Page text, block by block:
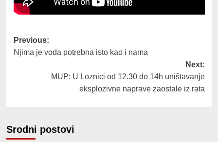
Post
navigation
Previous:
Njima je voda potrebna isto kao i nama
Next:
MUP: U Loznici od 12.30 do 14h uništavanje
eksplozivne naprave zaostale iz rata
Srodni postovi